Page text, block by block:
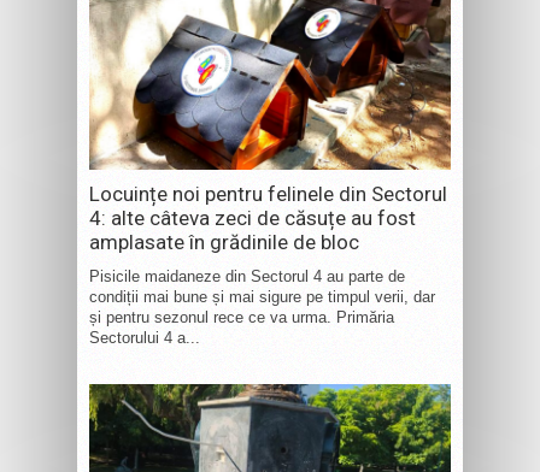
Locuințe noi pentru felinele din Sectorul
4: alte câteva zeci de căsuțe au fost
amplasate în grădinile de bloc
Pisicile maidaneze din Sectorul 4 au parte de
condiții mai bune și mai sigure pe timpul verii, dar
și pentru sezonul rece ce va urma. Primăria
Sectorului 4 a...